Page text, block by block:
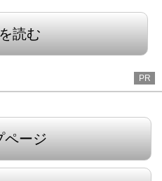
読む
PR
ページ